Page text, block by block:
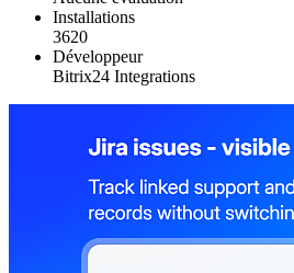
Installations
3620
Développeur
Bitrix24 Integrations